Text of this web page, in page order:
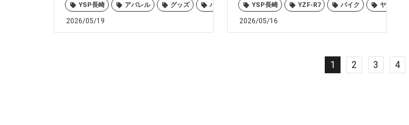
YSP長崎 アパレル グッズ バイク ヤマハ ワイズギア 鈴鹿8耐
2026/05/19
YSP長崎 YZF-R7 バイク ヤマハ
2026/05/16
1 2 3 4